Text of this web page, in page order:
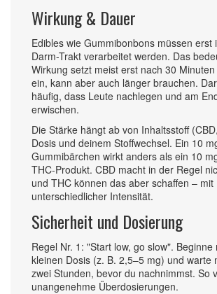
Wirkung & Dauer
Edibles wie Gummibonbons müssen erst
Darm-Trakt verarbeitet werden. Das
Wirkung setzt meist erst nach 30
ein, kann aber auch länger brauchen.
häufig, dass Leute nachlegen und am
erwischen.
Die Stärke hängt ab von Inhaltsstoff
Dosis und deinem Stoffwechsel. Ein 10
Gummibärchen wirkt anders als ein 10
THC-Produkt. CBD macht in der Regel
und THC können das aber schaffen – mit
unterschiedlicher Intensität.
Sicherheit und Dosierung
Regel Nr. 1: "Start low, go slow". Beginne
kleinen Dosis (z. B. 2,5–5 mg) und warte
zwei Stunden, bevor du nachnimmst. So
unangenehme Überdosierungen.